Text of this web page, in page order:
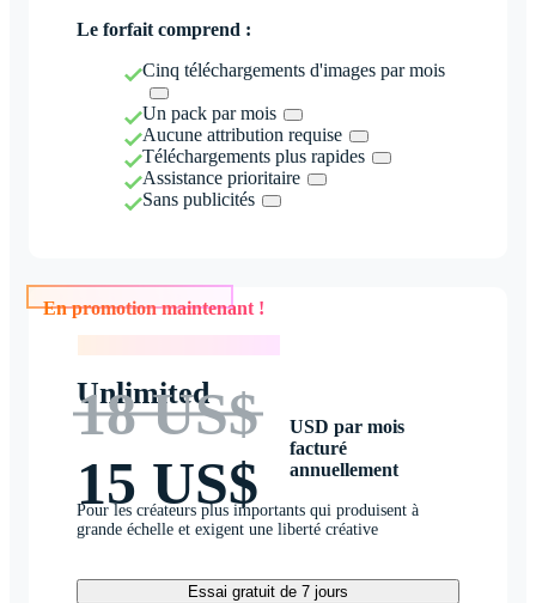
Le forfait comprend :
Cinq téléchargements d'images par mois
Un pack par mois
Aucune attribution requise
Téléchargements plus rapides
Assistance prioritaire
Sans publicités
En promotion maintenant !
Unlimited
18 US$
15 US$
USD par mois
facturé
annuellement
Pour les créateurs plus importants qui produisent à
grande échelle et exigent une liberté créative
Essai gratuit de 7 jours